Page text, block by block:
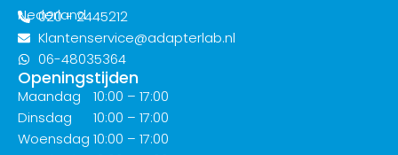
Nederland
020 - 2445212
Klantenservice@adapterlab.nl
06-48035364
Openingstijden
Maandag
Dinsdag
Woensdag
10:00 – 17:00
10:00 – 17:00
10:00 – 17:00